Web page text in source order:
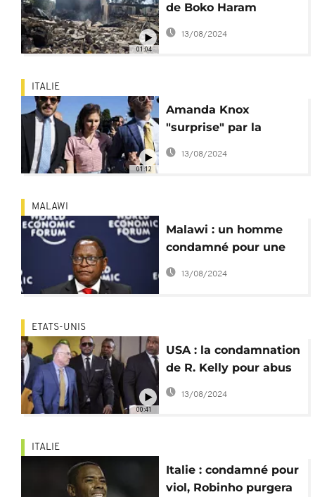
01:04
de Boko Haram
condamnés pour
terrorisme
13/08/2024
01:12
ITALIE
Amanda Knox
"surprise" par la
condamnation de
13/08/2024
MALAWI
Malawi : un homme
condamné pour une
vidéo TikTok sur le
13/08/2024
00:41
ETATS-UNIS
USA : la condamnation
de R. Kelly pour abus
sexuel sur mineur
confirmée
13/08/2024
ITALIE
Italie : condamné pour
viol, Robinho purgera